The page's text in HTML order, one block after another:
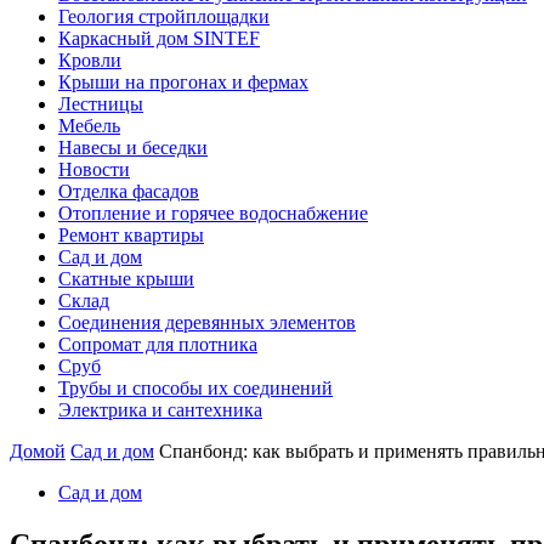
Геология стройплощадки
Каркасный дом SINTEF
Кровли
Крыши на прогонах и фермах
Лестницы
Мебель
Навесы и беседки
Новости
Отделка фасадов
Отопление и горячее водоснабжение
Ремонт квартиры
Сад и дом
Скатные крыши
Склад
Соединения деревянных элементов
Сопромат для плотника
Сруб
Трубы и способы их соединений
Электрика и сантехника
Домой Сад и дом Спанбонд: как выбрать и применять
Сад и дом